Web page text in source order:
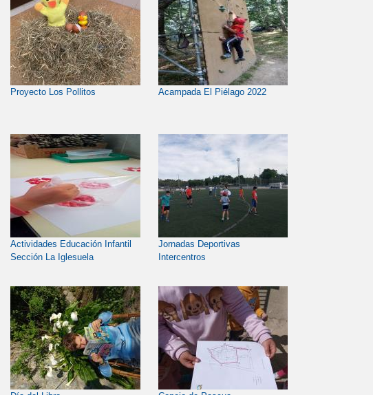
Proyecto Los Pollitos Acampada El Piélago 2022
Actividades Educación Infantil
Sección La Iglesuela
Jornadas Deportivas
Intercentros